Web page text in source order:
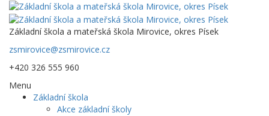
Základní škola a mateřská škola Mirovice, okres Písek
zsmirovice@zsmirovice.cz
+420 326 555 960
Menu
Základní škola
Akce základní školy